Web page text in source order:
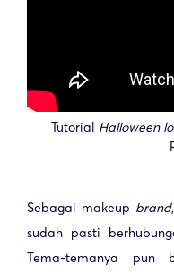
Tutorial Halloween
Sebagai makeup brand
sudah pasti
Tema-temanya